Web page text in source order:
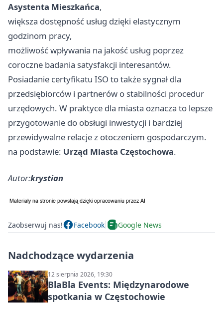
Asystenta Mieszkańca,
większa dostępność usług dzięki elastycznym
godzinom pracy,
możliwość wpływania na jakość usług poprzez
coroczne badania satysfakcji interesantów.
Posiadanie certyfikatu ISO to także sygnał dla
przedsiębiorców i partnerów o stabilności procedur
urzędowych. W praktyce dla miasta oznacza to lepsze
przygotowanie do obsługi inwestycji i bardziej
przewidywalne relacje z otoczeniem gospodarczym.
na podstawie: Urząd Miasta Częstochowa.
Autor:krystian
Zaobserwuj nas! Facebook Google News
Nadchodzące wydarzenia
12 sierpnia 2026, 19:30
BlaBla Events: Międzynarodowe
spotkania w Częstochowie